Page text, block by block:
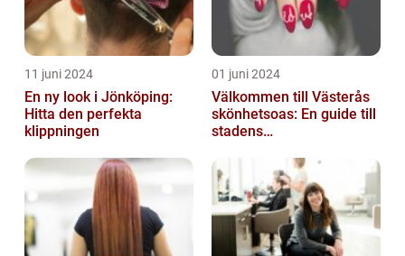
11 juni 2024
En ny look i Jönköping:
Hitta den perfekta
klippningen
01 juni 2024
Välkommen till Västerås
skönhetsoas: En guide till
stadens